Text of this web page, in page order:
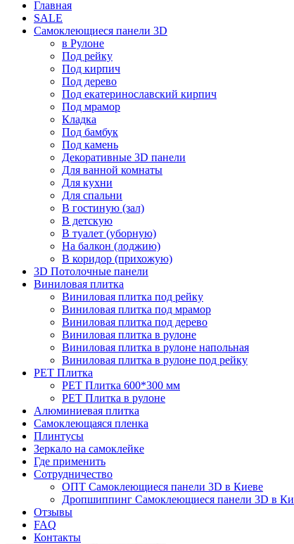
Главная
SALE
Самоклеющиеся панели 3D
в Рулоне
Под рейку
Под кирпич
Под дерево
Под екатеринославский кирпич
Под мрамор
Кладка
Под бамбук
Под камень
Декоративные 3D панели
Для ванной комнаты
Для кухни
Для спальни
В гостиную (зал)
В детскую
В туалет (уборную)
На балкон (лоджию)
В коридор (прихожую)
3D Потолочные панели
Виниловая плитка
Виниловая плитка под рейку
Виниловая плитка под мрамор
Виниловая плитка под дерево
Виниловая плитка в рулоне
Виниловая плитка в рулоне напольная
Виниловая плитка в рулоне под рейку
PET Плитка
PET Плитка 600*300 мм
PET Плитка в рулоне
Алюминиевая плитка
Самоклеющаяся пленка
Плинтусы
Зеркало на самоклейке
Где применить
Сотрудничество
ОПТ Самоклеющиеся панели 3D в Киеве
Дропшиппинг Самоклеющиеся панели 3D в
Отзывы
FAQ
Контакты